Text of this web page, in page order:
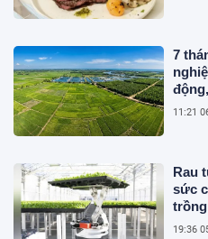
7
kinh
11:21
Rau
sức
19:36